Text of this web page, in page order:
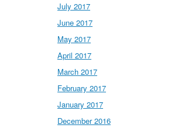
July 2017
June 2017
May 2017
April 2017
March 2017
February 2017
January 2017
December 2016